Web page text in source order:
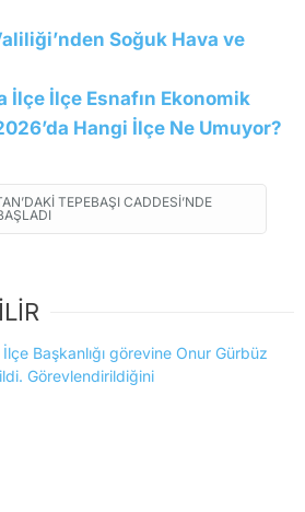
Soğuk Hava ve
İlçe İlçe Esnafın Ekonomik
Hangi İlçe Ne Umuyor?
TEPEBAŞI CADDESI’NDE